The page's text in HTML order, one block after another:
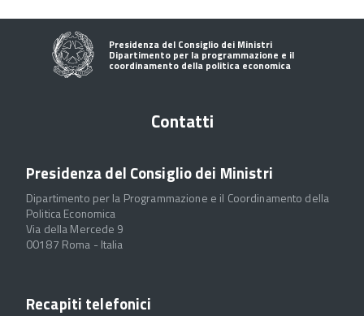
Presidenza del Consiglio dei Ministri
Dipartimento per la programmazione e il
coordinamento della politica economica
Contatti
Presidenza del Consiglio dei Ministri
Dipartimento per la Programmazione e il Coordinamento della
Politica Economica
Via della Mercede 9
00187 Roma - Italia
Recapiti telefonici